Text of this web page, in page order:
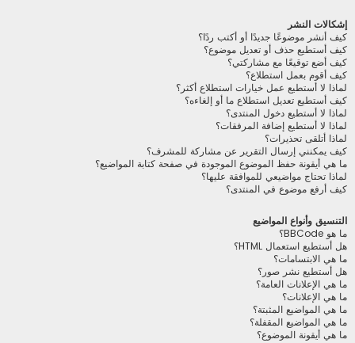
إشكالات النشر
كيف أنشر موضوعًا جديدًا أو أكتب ردًا؟
كيف أستطيع حذف أو تعديل موضوع؟
كيف أضع توقيعًا مع مشاركتي؟
كيف أقوم بعمل استطلاع؟
لماذا لا أستطيع عمل خيارات استطلاع أكثر؟
كيف أستطيع تعديل استطلاع ما أو إلغاءه؟
لماذا لا أستطيع دخول المنتدى؟
لماذا لا أستطيع إضافة المرفقات؟
لماذا أتلقى تحذيرات؟
كيف يمكنني إرسال التقرير عن مشاركة للمشرف؟
ما هي أيقونة حفظ الموضوع الموجودة في صفحة كتابة المواضيع؟
لماذا تحتاج مواضيعي للموافقة عليها؟
كيف أرفع موضوع في المنتدى؟
التنسيق وأنواع المواضيع
ما هو BBCode؟
هل أستطيع استعمال HTML؟
ما هي الابتسامات؟
هل أستطيع نشر صور؟
ما هي الإعلانات العامة؟
ما هي الإعلانات؟
ما هي المواضيع المثبتة؟
ما هي المواضيع المقفلة؟
ما هي أيقونة الموضوع؟